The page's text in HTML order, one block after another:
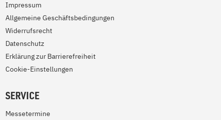
Impressum
Allgemeine Geschäftsbedingungen
Widerrufsrecht
Datenschutz
Erklärung zur Barrierefreiheit
Cookie-Einstellungen
SERVICE
Messetermine